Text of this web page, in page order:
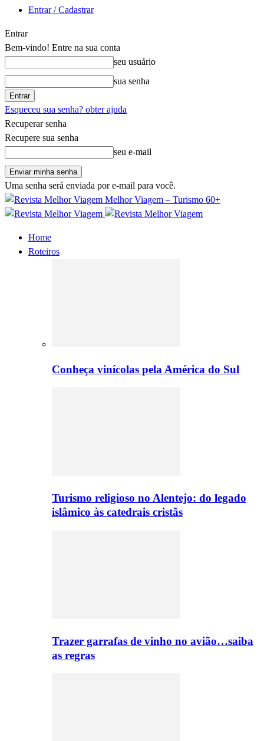
Entrar / Cadastrar
Entrar
Bem-vindo! Entre na sua conta
seu usuário
sua senha
Esqueceu sua senha? obter ajuda
Recuperar senha
Recupere sua senha
seu e-mail
Uma senha será enviada por e-mail para você.
Melhor Viagem – Turismo 60+
Home
Roteiros
Conheça vinícolas pela América do Sul
Turismo religioso no Alentejo: do legado
islâmico às catedrais cristãs
Trazer garrafas de vinho no avião…saiba
as regras